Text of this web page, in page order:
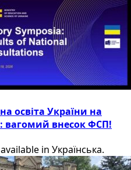
освіта України на
вагомий внесок ФСП!
in Українська.